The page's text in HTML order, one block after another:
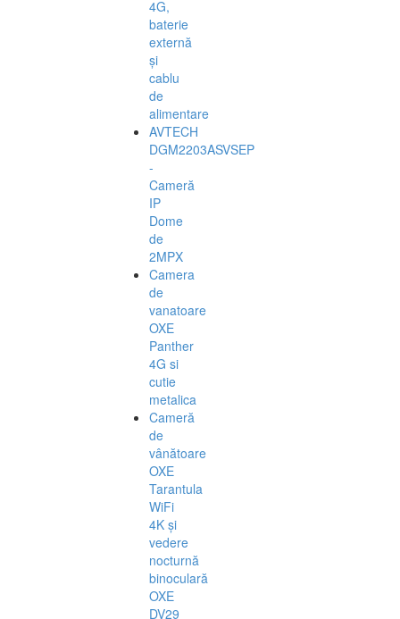
4G,
baterie
externă
și
cablu
de
alimentare
AVTECH
DGM2203ASVSEP
-
Cameră
IP
Dome
de
2MPX
Camera
de
vanatoare
OXE
Panther
4G si
cutie
metalica
Cameră
de
vânătoare
OXE
Tarantula
WiFi
4K și
vedere
nocturnă
binoculară
OXE
DV29